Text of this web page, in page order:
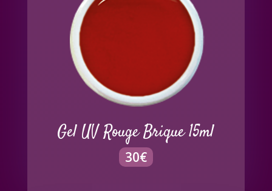
Gel UV Rouge Brique 15ml
30€